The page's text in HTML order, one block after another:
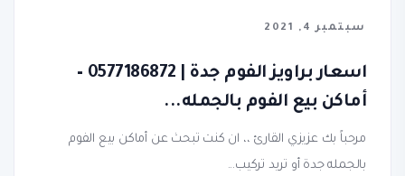
سبتمبر 4, 2021
اسعار براويز الفوم جدة | 0577186872 –
أماكن بيع الفوم بالجمله...
مرحباً بك عزيزي القارئ ،، ان كنت تبحث عن أماكن بيع الفوم
بالجمله جدة أو تريد تركيب...